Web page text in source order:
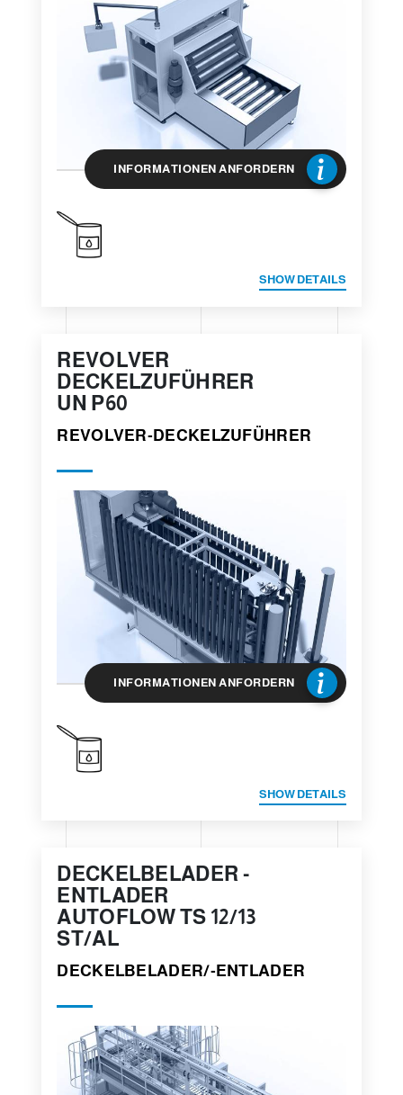
INFORMATIONEN ANFORDERN
SHOW DETAILS
REVOLVER
DECKELZUFÜHRER
UN P60
REVOLVER-DECKELZUFÜHRER
INFORMATIONEN ANFORDERN
SHOW DETAILS
DECKELBELADER -
ENTLADER
AUTOFLOW TS 12/13
ST/AL
DECKELBELADER/-ENTLADER